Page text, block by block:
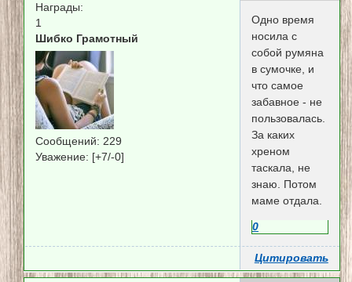
Награды:
1
Шибко Грамотный
Сообщений: 229
Уважение: [+7/-0]
Одно время
носила с
собой румяна
в сумочке, и
что самое
забавное - не
пользовалась.
За каких
хреном
таскала, не
знаю. Потом
маме отдала.
0
Цитировать